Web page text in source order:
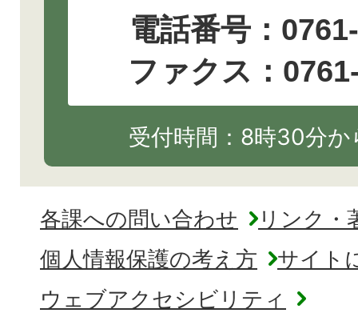
電話番号：
ファクス：
受付時間：8時30分
各課への問い合わせ
リンク・
個人情報保護の考え方
サイト
ウェブアクセシビリティ